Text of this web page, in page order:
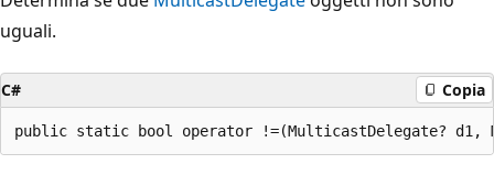
uguali.
C# Copia
public static bool operator !=(MulticastDelegate? d1,